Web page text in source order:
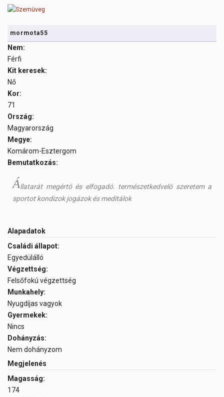
mormota55
Nem:
Férfi
Kit keresek:
Nő
Kor:
71
Ország:
Magyarország
Megye:
Komárom-Esztergom
Bemutatkozás:
Állatarát megértö és elfogadó. természetkedvelö szeretem a
sportot kondizok jogázok és meditálok
Alapadatok
Családi állapot:
Egyedülálló
Végzettség:
Felsőfokú végzettség
Munkahely:
Nyugdíjas vagyok
Gyermekek:
Nincs
Dohányzás:
Nem dohányzom
Megjelenés
Magasság:
174